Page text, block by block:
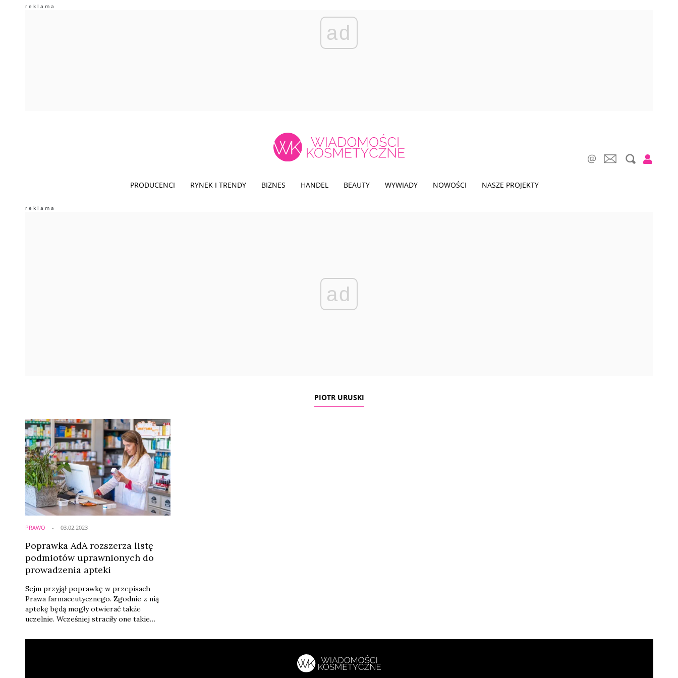
ad
PRODUCENCI RYNEK I TRENDY BIZNES HANDEL BEAUTY WYWIADY NOWOŚCI NASZE PROJEKTY
ad
PIOTR URUSKI
PRAWO
Poprawka AdA rozszerza listę
podmiotów uprawnionych do
prowadzenia apteki
Sejm przyjął poprawkę w przepisach
Prawa farmaceutycznego. Zgodnie z nią
aptekę będą mogły otwierać także
uczelnie. Wcześniej straciły one takie
Apteką dla Aptekarza. Ograniczyły one
03.02.2023